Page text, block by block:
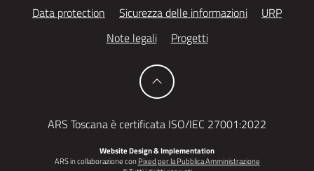
Data protection
Sicurezza delle informazioni
URP
Note legali
Progetti
ARS Toscana è certificata ISO/IEC 27001:2022
Website Design & Implementation
ARS in collaborazione conPixed per la Pubblica Amministrazione